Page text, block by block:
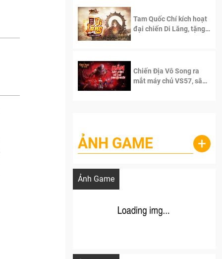
Tam Quốc Chí kích hoạt
đại chiến Di Lăng, tặng
Chiến Địa Vô Song ra
mắt máy chủ VS57, sân
ẢNH GAME +
Ảnh Game
Lala Croft vừa nóng vừa xinh dưới nét vẽ